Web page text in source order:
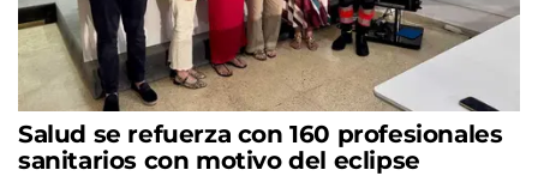
Salud se refuerza con 160 profesionales
sanitarios con motivo del eclipse